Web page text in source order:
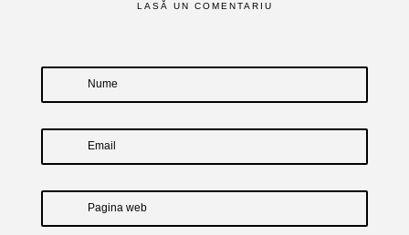
LASĂ UN COMENTARIU
Nume
Email
Pagina web